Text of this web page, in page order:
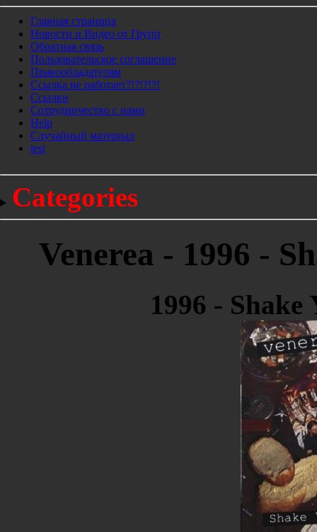
Главная страница
Новости и Видео от Групп
Обратная связь
Пользовательское соглашение
Правообладателям
Ссылка не работает?!?!?!?!
Ссылки
Сотрудничество с нами
Help
Cлучайный материал
test
Categories
Venerea - 1996 -
1996 -